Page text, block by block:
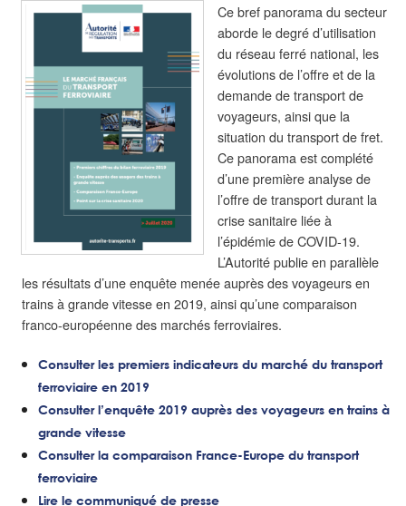
Ce bref panorama du secteur
aborde le degré d’utilisation
du réseau ferré national, les
évolutions de l’offre et de la
demande de transport de
voyageurs, ainsi que la
situation du transport de fret.
Ce panorama est complété
d’une première analyse de
l’offre de transport durant la
crise sanitaire liée à
l’épidémie de COVID-19.
L’Autorité publie en parallèle
les résultats d’une enquête menée auprès des voyageurs en
trains à grande vitesse en 2019, ainsi qu’une comparaison
franco-européenne des marchés ferroviaires.
Consulter les premiers indicateurs du marché du transport
ferroviaire en 2019
Consulter l’enquête 2019 auprès des voyageurs en trains à
grande vitesse
Consulter la comparaison France-Europe du transport
ferroviaire
Lire le communiqué de presse